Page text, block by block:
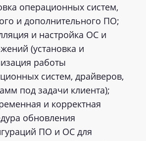
операционных систем,
и дополнительного ПО;
и настройка ОС и
(установка и
работы
систем, драйверов,
под задачи клиента);
и корректная
обновления
ПО и ОС для